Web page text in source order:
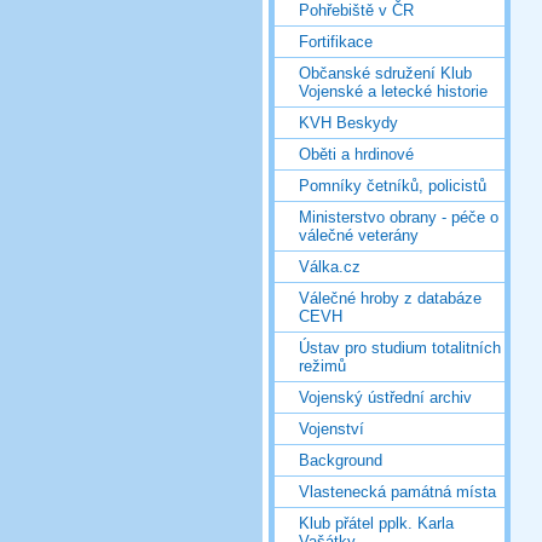
Pohřebiště v ČR
Fortifikace
Občanské sdružení Klub
Vojenské a letecké historie
KVH Beskydy
Oběti a hrdinové
Pomníky četníků, policistů
Ministerstvo obrany - péče o
válečné veterány
Válka.cz
Válečné hroby z databáze
CEVH
Ústav pro studium totalitních
režimů
Vojenský ústřední archiv
Vojenství
Background
Vlastenecká památná místa
Klub přátel pplk. Karla